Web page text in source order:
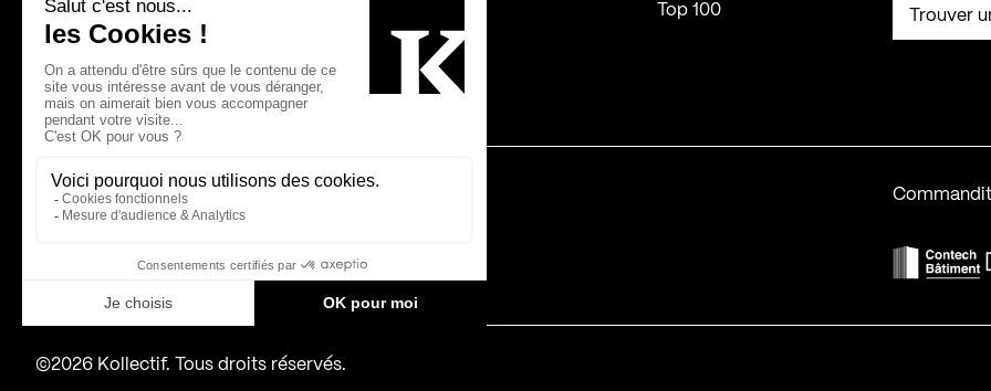
Top 100 Trouver
Page Facebook de Kollectif
Page Instagram de Kollectif
Page Linkedin de Kollectif
Partenaires
Bâtiment-Durable-Québec-1
Esquisses-1 MP-1
©2026 Kollectif. Tous droits réservés.